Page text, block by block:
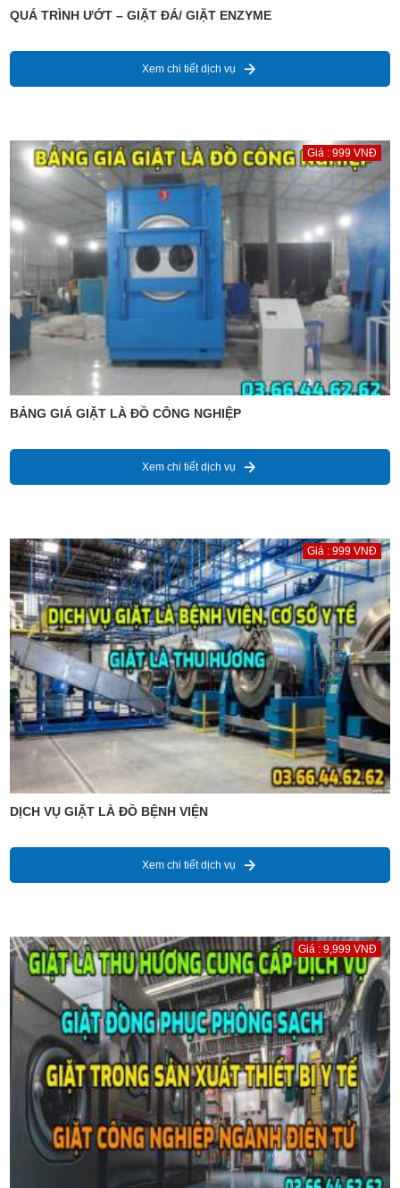
QUÁ TRÌNH ƯỚT – GIẶT ĐÁ/ GIẶT ENZYME
Xem chi tiết dịch vụ
Giá : 999 VNĐ
BẢNG GIÁ GIẶT LÀ ĐỒ CÔNG NGHIỆP
Xem chi tiết dịch vụ
Giá : 999 VNĐ
DỊCH VỤ GIẶT LÀ ĐỒ BỆNH VIỆN
Xem chi tiết dịch vụ
Giá : 9,999 VNĐ